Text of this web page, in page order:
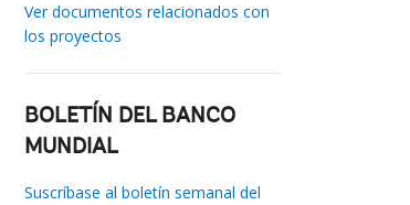
Ver documentos relacionados con
los proyectos
BOLETÍN DEL BANCO
MUNDIAL
Suscríbase al boletín semanal del